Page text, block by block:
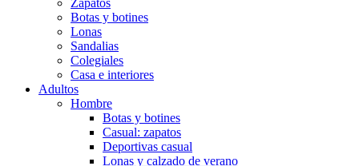
Botas y botines
Lonas
Sandalias
Colegiales
Casa e interiores
Adultos
Hombre
Botas y botines
Casual: zapatos
Deportivas casual
Lonas y calzado de verano